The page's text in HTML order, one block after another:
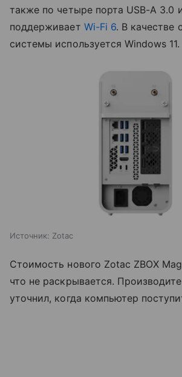
также по четыре порта USB-A 3.0
поддерживает Wi-Fi 6. В качестве
системы используется Windows 11.
Источник: Zotac
Стоимость нового Zotac ZBOX
что не раскрывается.
уточнил, когда компьютер